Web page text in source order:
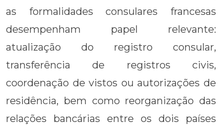
as formalidades consulares francesas
desempenham papel relevante:
atualização do registro consular,
transferência de registros civis,
coordenação de vistos ou autorizações de
residência, bem como reorganização das
relações bancárias entre os dois países